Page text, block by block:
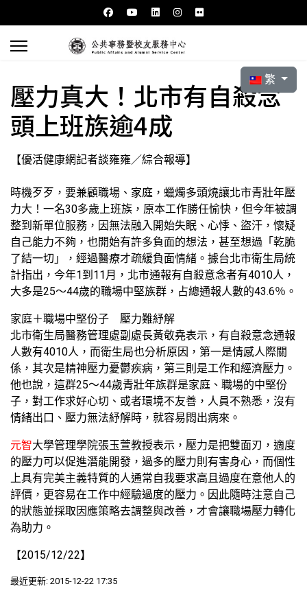
選擇你的語言
繁
壓力真大！北市有自殺念
頭上班族逾4成
【優活健康網記者談雍雍／綜合報導】
時機歹歹，要兼顧職場、家庭，蠟燭多頭燒讓北市青壯年壓
力大！一名30多歲上班族，原本工作勝任愉快，但今年被調
整到新單位服務，因無法融入開始失眠、心悸、盜汗，懷疑
自己能力不夠，也開始有許多負面的想法，甚至想過「乾脆
了結一切」，經過醫療才疏緩負面情緒。據台北市衛生局統
計指出，今年1到11月，北市通報有自殺意念者有4010人，
大多是25～44歲的職場中堅族群，占總通報人數的43.6％。
家庭＋職場中堅份子 壓力難紓解
北市衛生局醫務管理處副處長黃敬堯表示，有自殺意念通報
人數有4010人，而衛生局也分析原因，第一是情感人際關
係，其次是精神壓力憂鬱疾病，第三則是工作和經濟壓力。
他也說，這群25～44歲青壯年族群是家庭、職場的中堅份
子，對工作求好心切、或者環境不友善，人員不熟悉，沒有
情緒出口、壓力無法紓解時，就容易悶出病來。
元智大學管理學院張玉萱教授表示，壓力是把雙面刃，適度
的壓力可以促進潛能開發，過多的壓力則有害身心，而個性
上具有完美主義特質的人通常自我要求高且過度在意他人的
評價，更容易在工作中經驗過度的壓力。因此隨時注意自己
的狀態並採取因應策略去調整與改善，才會讓職場壓力轉化
為助力。
【2015/12/22】
最近更新: 2015-12-22 17:35